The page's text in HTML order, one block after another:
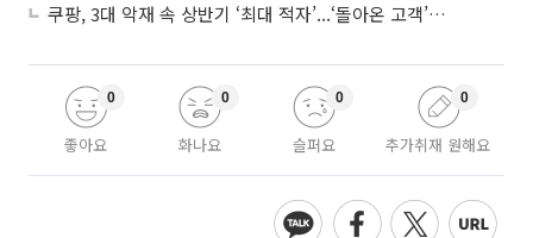
쿠팡, 3대 악재 속 상반기 ‘최대 적자’...‘돌아온 고객’에 수익성 반등 주목
좋아요
0
화나요
0
슬퍼요
0
추가취재 원해요
0